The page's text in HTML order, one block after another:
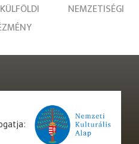
KÜLFÖLDI
NEMZETISÉGI